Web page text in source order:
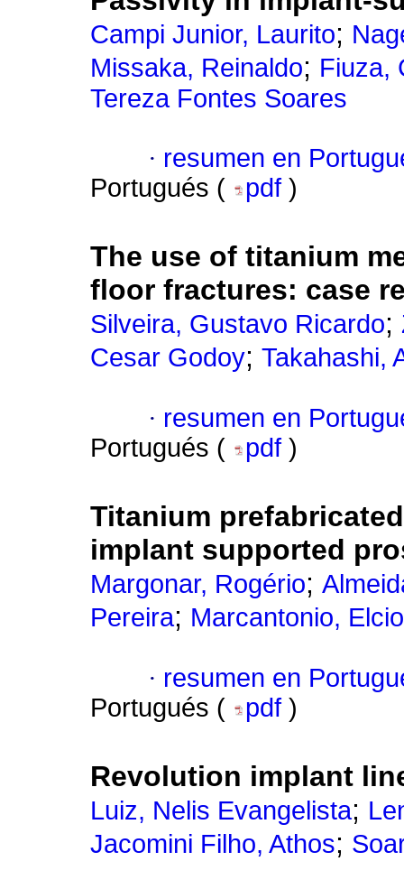
Campi Junior, Laurito;
Missaka, Reinaldo; Fiuza,
Tereza Fontes Soares
· resumen en
Portugués (
pdf )
The use of titanium
floor fractures: case
Silveira, Gustavo Ricardo;
Cesar Godoy; Takahashi,
· resumen en
Portugués (
pdf )
Titanium
implant supported
Margonar, Rogério;
Pereira; Marcantonio, Elcio
· resumen en
Portugués (
pdf )
Revolution implant
Luiz, Nelis Evangelista;
Jacomini Filho, Athos;